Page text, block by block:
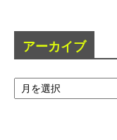
アーカイブ
ア
ー